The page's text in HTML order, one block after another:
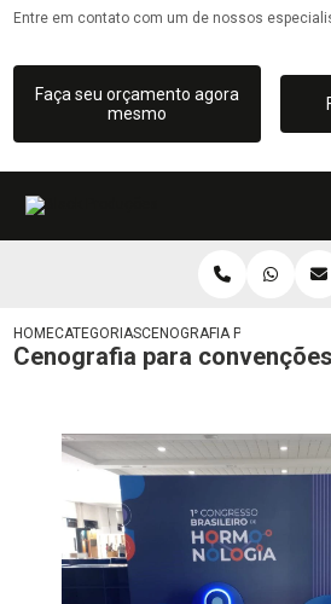
Entre em contato com um de nossos
Faça seu orçamento agora
mesmo
HOMECATEGORIASCENOGRAFIA PARA
Cenografia para convenções